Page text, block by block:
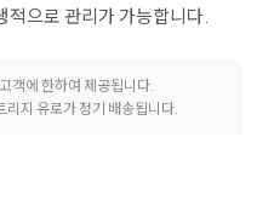
으로 관리가 가능합니다.
객에 한하여 제공됩니다.
리지 유로가 정기 배송됩니다.